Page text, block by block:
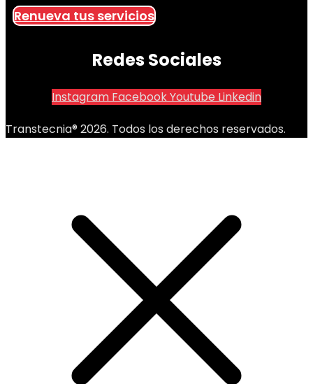
Renueva tus servicios
Redes Sociales
Instagram FacebookYoutube Linkedin
Transtecnia® 2026. Todos los derechos reservados.